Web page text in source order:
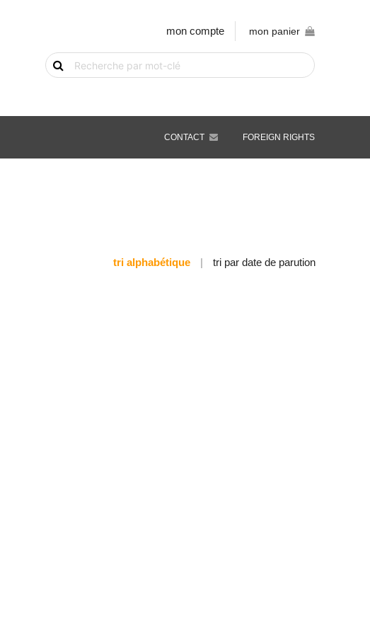
mon compte mon panier
Recherche
de
FOREIGN RIGHTS
CONTACT
tri alphabétique | tri par date de parution